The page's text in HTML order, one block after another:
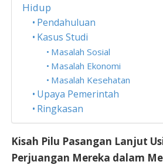
Hidup
Pendahuluan
Kasus Studi
Masalah Sosial
Masalah Ekonomi
Masalah Kesehatan
Upaya Pemerintah
Ringkasan
Kisah Pilu Pasangan Lanjut
Perjuangan Mereka dalam